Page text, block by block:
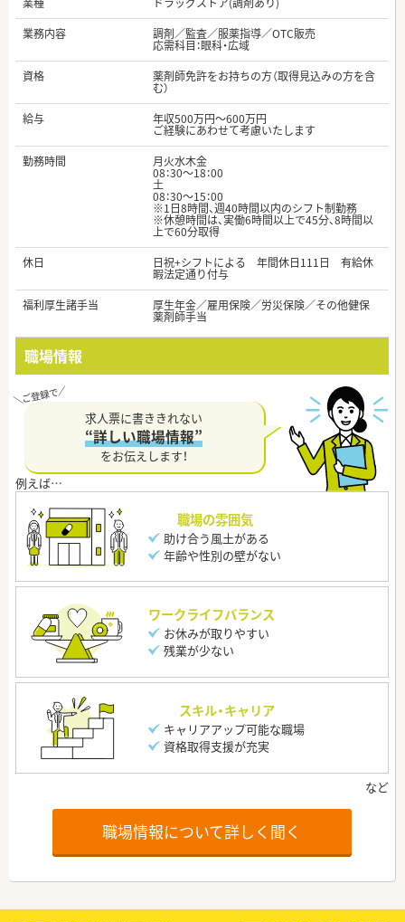
業務内容
調剤／監査／服薬指導／OTC販売
応需科目：眼科・広域
資格
薬剤師免許をお持ちの方（取得見込みの方を含
む）
給与
年収500万円～600万円
ご経験にあわせて考慮いたします
勤務時間
月火水木金
08：30～18：00
土
08：30～15：00
※1日8時間、週40時間以内のシフト制勤務
※休憩時間は、実働6時間以上で45分、8時間以
上で60分取得
休日
日祝+シフトによる 年間休日111日 有給休
暇法定通り付与
福利厚生諸手当
厚生年金／雇用保険／労災保険／その他健保
薬剤師手当
職場情報
求人票に書ききれない
“詳しい職場情報”
をお伝えします！
職場の雰囲気
助け合う風土がある
年齢や性別の壁がない
ワークライフバランス
お休みが取りやすい
残業が少ない
スキル・キャリア
キャリアアップ可能な職場
資格取得支援が充実
職場情報について詳しく聞く